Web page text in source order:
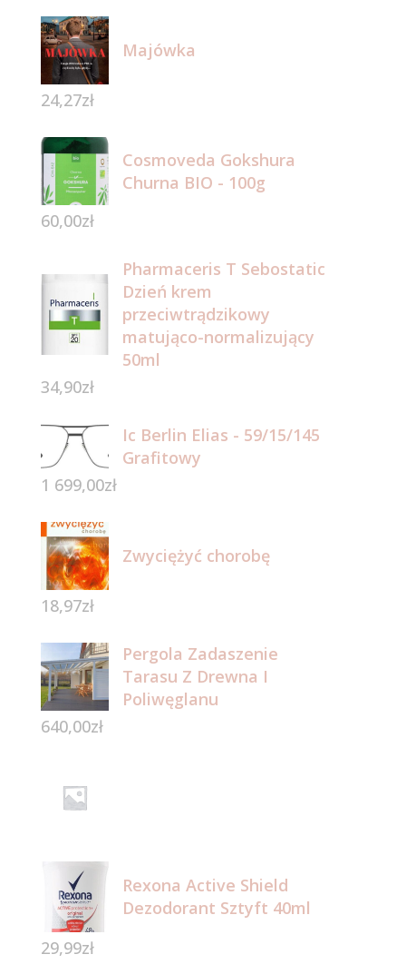
Majówka
24,27zł
Cosmoveda Gokshura
Churna BIO - 100g
60,00zł
Pharmaceris T Sebostatic
Dzień krem
przeciwtrądzikowy
matująco-normalizujący
50ml
34,90zł
Ic Berlin Elias - 59/15/145
Grafitowy
1 699,00zł
Zwyciężyć chorobę
18,97zł
Pergola Zadaszenie
Tarasu Z Drewna I
Poliwęglanu
640,00zł
Rexona Active Shield
Dezodorant Sztyft 40ml
29,99zł